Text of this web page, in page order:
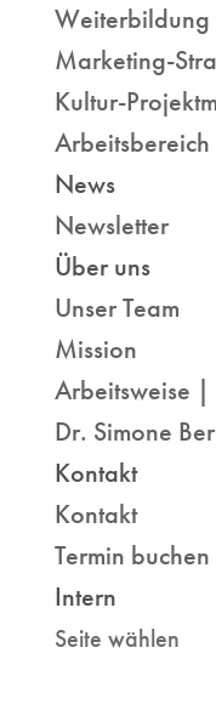
Weiterbildung
Marketing-
Kultur-
Arbeitsbereich
News
Newsletter
Über uns
Unser Team
Mission
Arbeitsweise |
Dr. Simone
Kontakt
Kontakt
Termin buchen
Intern
Seite wählen